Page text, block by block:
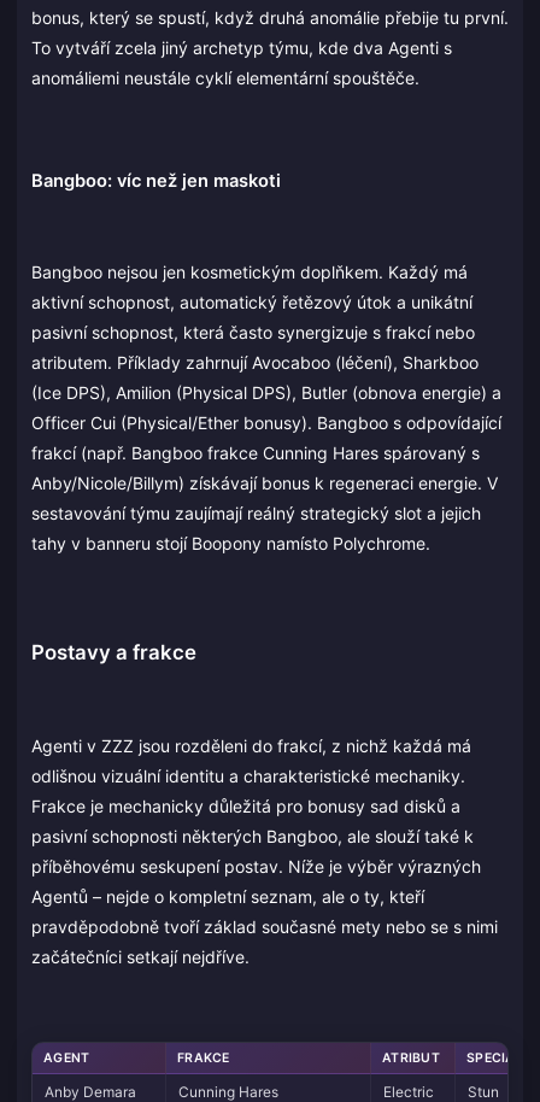
bonus, který se spustí, když druhá anomálie přebije tu první.
To vytváří zcela jiný archetyp týmu, kde dva Agenti s
anomáliemi neustále cyklí elementární spouštěče.
Bangboo: víc než jen maskoti
Bangboo nejsou jen kosmetickým doplňkem. Každý má
aktivní schopnost, automatický řetězový útok a unikátní
pasivní schopnost, která často synergizuje s frakcí nebo
atributem. Příklady zahrnují Avocaboo (léčení), Sharkboo
(Ice DPS), Amilion (Physical DPS), Butler (obnova energie) a
Officer Cui (Physical/Ether bonusy). Bangboo s odpovídající
frakcí (např. Bangboo frakce Cunning Hares spárovaný s
Anby/Nicole/Billym) získávají bonus k regeneraci energie. V
sestavování týmu zaujímají reálný strategický slot a jejich
tahy v banneru stojí Boopony namísto Polychrome.
Postavy a frakce
Agenti v ZZZ jsou rozděleni do frakcí, z nichž každá má
odlišnou vizuální identitu a charakteristické mechaniky.
Frakce je mechanicky důležitá pro bonusy sad disků a
pasivní schopnosti některých Bangboo, ale slouží také k
příběhovému seskupení postav. Níže je výběr výrazných
Agentů – nejde o kompletní seznam, ale o ty, kteří
pravděpodobně tvoří základ současné mety nebo se s nimi
začátečníci setkají nejdříve.
AGENT FRAKCE ATRIBUT
Anby Demara Cunning Hares Electric
Stun